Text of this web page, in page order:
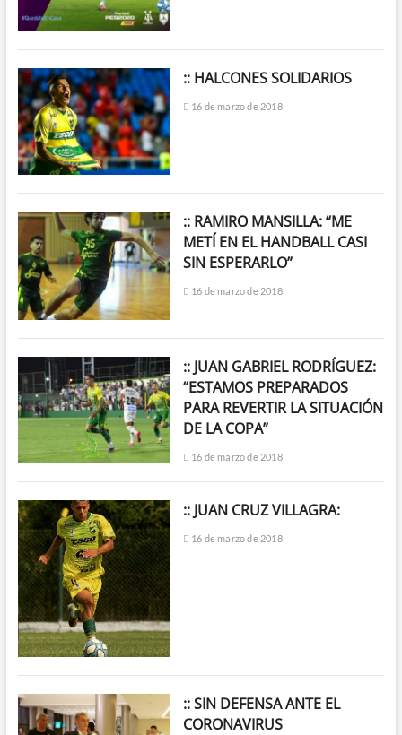
:: HALCONES SOLIDARIOS
16 de marzo de 2018
:: RAMIRO MANSILLA: “ME
METÍ EN EL HANDBALL CASI
SIN ESPERARLO”
16 de marzo de 2018
:: JUAN GABRIEL RODRÍGUEZ:
“ESTAMOS PREPARADOS
PARA REVERTIR LA SITUACIÓN
DE LA COPA”
16 de marzo de 2018
:: JUAN CRUZ VILLAGRA:
16 de marzo de 2018
:: SIN DEFENSA ANTE EL
CORONAVIRUS